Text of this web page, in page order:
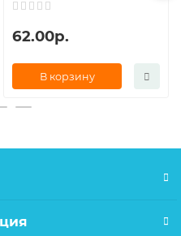
62.00р.
В корзину